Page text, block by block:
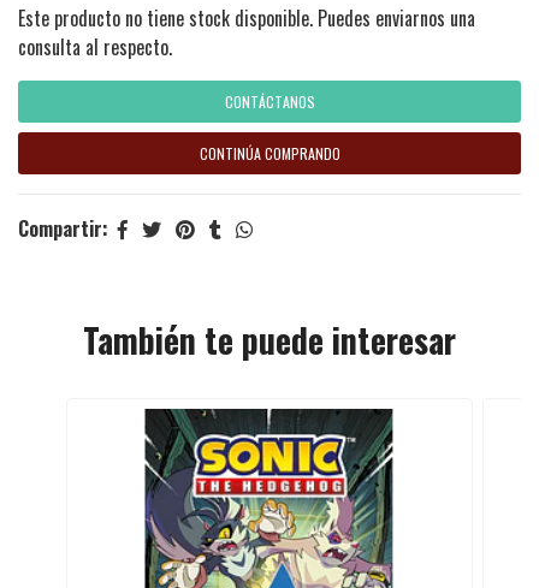
Este producto no tiene stock disponible. Puedes enviarnos una
consulta al respecto.
CONTÁCTANOS
CONTINÚA COMPRANDO
Compartir:
También te puede interesar